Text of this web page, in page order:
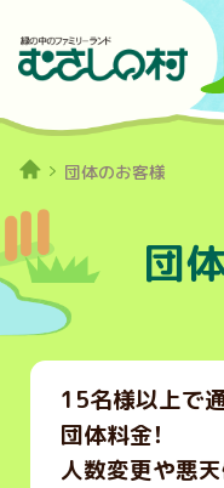
団体のお客様
団
15名様以上で
団体料金！
人数変更や悪